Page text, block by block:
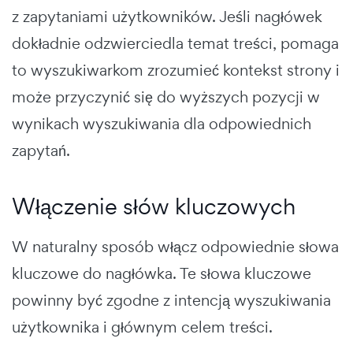
z zapytaniami użytkowników. Jeśli nagłówek
dokładnie odzwierciedla temat treści, pomaga
to wyszukiwarkom zrozumieć kontekst strony i
może przyczynić się do wyższych pozycji w
wynikach wyszukiwania dla odpowiednich
zapytań.
Włączenie słów kluczowych
W naturalny sposób włącz odpowiednie słowa
kluczowe do nagłówka. Te słowa kluczowe
powinny być zgodne z intencją wyszukiwania
użytkownika i głównym celem treści.